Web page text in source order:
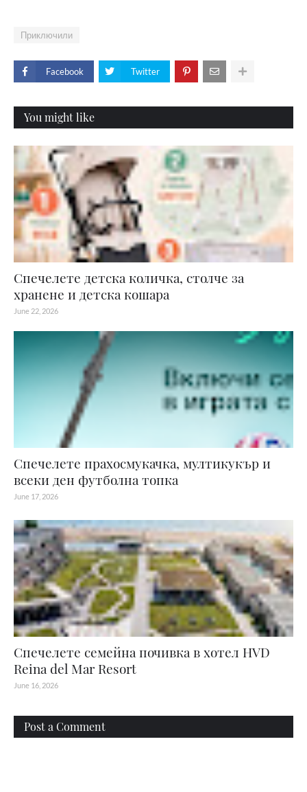
Приключили
Facebook Twitter
You might like
Спечелете детска количка, столче за
хранене и детска кошара
June 22, 2026
Спечелете прахосмукачка, мултикукър и
всеки ден футболна топка
June 17, 2026
Спечелете семейна почивка в хотел HVD
Reina del Mar Resort
June 16, 2026
Post a Comment